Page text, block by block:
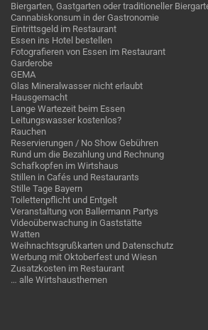
Biergarten, Gastgarten oder traditioneller
Cannabiskonsum in der Gastronomie
Eintrittsgeld im Restaurant
Essen ins Hotel bestellen
Fotografieren von Essen im Restaurant
Garderobe
GEMA
Glas Mineralwasser nicht erlaubt
Hausgemacht
Lange Wartezeit beim Essen
Leitungswasser kostenlos?
Rauchen
Reservierungen / No Show Gebühren
Rund um die Bezahlung und Rechnung
Schafkopfen im Wirtshaus
Stillen in Cafés und Restaurants
Stille Tage Bayern
Toilettenpflicht und Entgelt
Veranstaltung von Ballermann Partys
Videoüberwachung in Gaststätte
Watten
Weihnachtsgrußkarten und Datenschutz
Werbung mit Oktoberfest und Wiesn
Zusatzkosten im Restaurant
… alle Wirtshausthemen